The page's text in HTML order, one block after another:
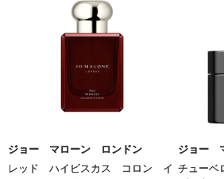
ジョー マローン ロンドン
レッド ハイビスカス コロン イ
ジョー
チュー